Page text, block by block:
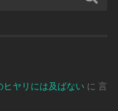
ヒヤリには及ばない に 言